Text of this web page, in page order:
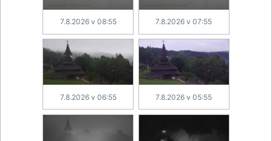
7.8.2026 v 08:55 7.8.2026 v 07:55
7.8.2026 v 06:55 7.8.2026 v 05:55